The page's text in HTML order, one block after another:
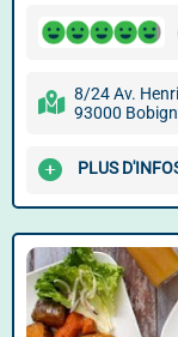
8/24 Av.
93000
PLUS